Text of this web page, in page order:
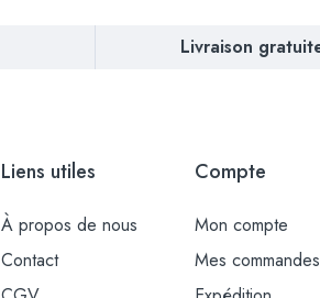
Livraison
Liens utiles
À propos de nous
Contact
Compte
Mon compte
Mes commandes